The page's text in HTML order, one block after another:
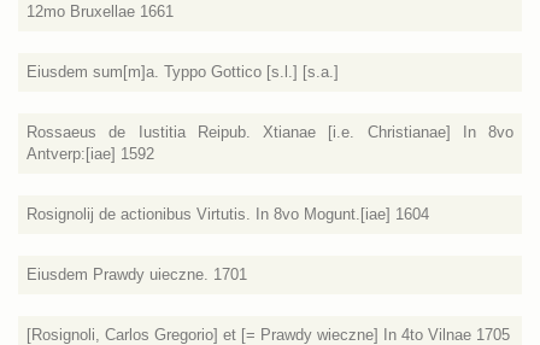
12mo Bruxellae 1661
Eiusdem sum[m]a. Typpo Gottico [s.l.] [s.a.]
Rossaeus de Iustitia Reipub. Xtianae [i.e. Christianae] In 8vo
Antverp:[iae] 1592
Rosignolij de actionibus Virtutis. In 8vo Mogunt.[iae] 1604
Eiusdem Prawdy uieczne. 1701
[Rosignoli, Carlos Gregorio] et [= Prawdy wieczne] In 4to Vilnae 1705